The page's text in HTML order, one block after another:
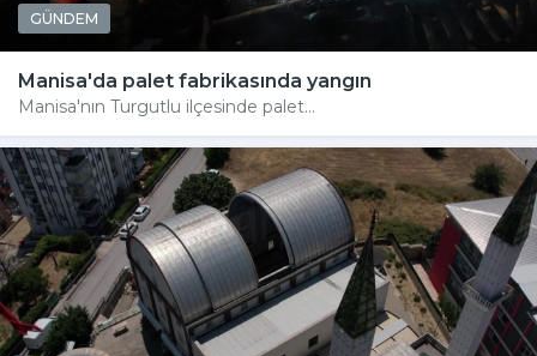
GÜNDEM
Manisa'da palet fabrikasında yangın
Manisa'nın Turgutlu ilçesinde palet...